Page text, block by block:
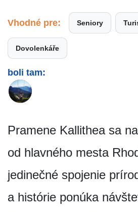
Vhodné pre: Seniory
Dovolenkáře
boli tam:
Pramene Kallithea sa
od hlavného mesta
jedinečné spojenie
a histórie ponúka